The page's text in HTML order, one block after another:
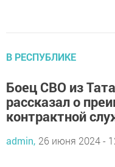
В РЕСПУБЛИКЕ
Боец СВО из
рассказал о
контрактной
admin, 26 июня 2024 -